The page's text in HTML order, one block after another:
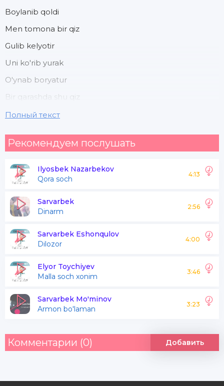
Boylanib qoldi
Men tomona bir qiz
Gulib kelyotir
Uni ko'rib yurak
O'ynab boryatur
Bir qarashda shu qiz
Aqlimni oldi
Boylanib qoldi
Qora soch qora ko'z
Mozoli shirin so'z
Borimni beraman
Mannan burma san yuz
Qora soch qora ko'z
Mozoli shirin so'z
Borimni beraman
Mannan burma san yuz
Полный текст
Рекомендуем послушать
Ilyosbek Nazarbekov
Qora soch
4:13
Sarvarbek
Dinarm
2:56
Sarvarbek Eshonqulov
Dilozor
4:00
Elyor Toychiyev
Malla soch xonim
3:46
Sarvarbek Mo'minov
Armon bo'laman
3:23
Комментарии (0) Добавить